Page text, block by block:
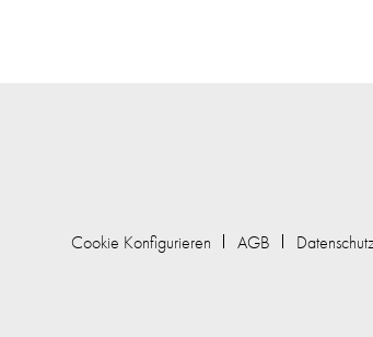
Cookie Konfigurieren AGB